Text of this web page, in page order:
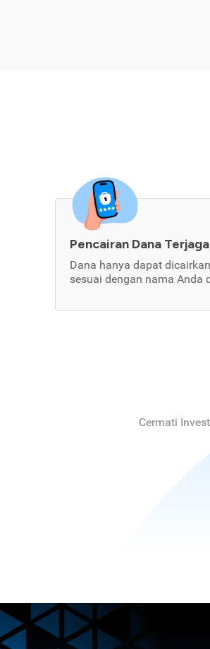
Pencairan Dana Terjaga
Dana hanya dapat
sesuai dengan nama Anda
Cermati